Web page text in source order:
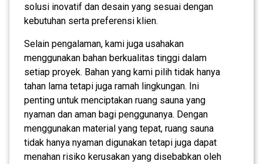
solusi inovatif dan desain yang sesuai dengan
kebutuhan serta preferensi klien.
Selain pengalaman, kami juga usahakan
menggunakan bahan berkualitas tinggi dalam
setiap proyek. Bahan yang kami pilih tidak hanya
tahan lama tetapi juga ramah lingkungan. Ini
penting untuk menciptakan ruang sauna yang
nyaman dan aman bagi penggunanya. Dengan
menggunakan material yang tepat, ruang sauna
tidak hanya nyaman digunakan tetapi juga dapat
menahan risiko kerusakan yang disebabkan oleh